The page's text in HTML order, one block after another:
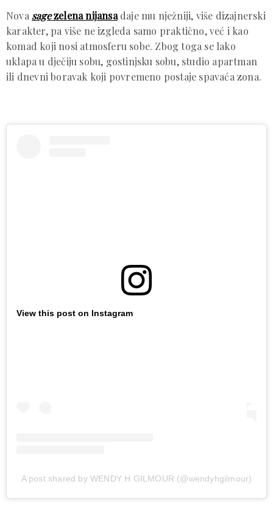
Nova sagezelena nijansadaje mu nježniji, više dizajnerski
karakter, pa više ne izgleda samo praktično, već i kao
komad koji nosi atmosferu sobe. Zbog toga se lako
uklapa u dječiju sobu, gostinjsku sobu, studio apartman
ili dnevni boravak koji povremeno postaje spavaća zona.
View this post on Instagram
A post shared by WENDY H GILMOUR (@wendyhgilmour)